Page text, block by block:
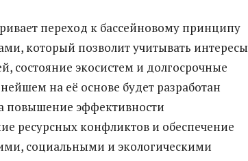
переход к бассейновому принципу
который позволит учитывать интересы
состояние экосистем и долгосрочные
на её основе будет разработан
повышение эффективности
ресурсных конфликтов и обеспечение
социальными и экологическими